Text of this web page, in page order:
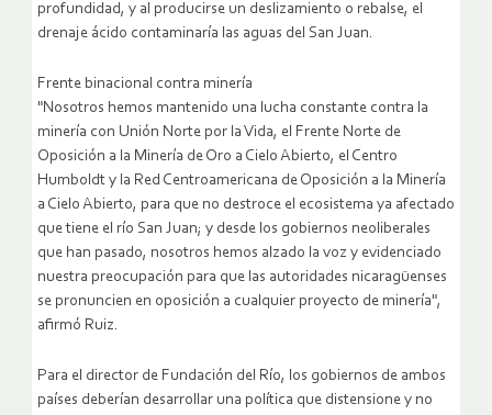
profundidad, y al producirse un deslizamiento o rebalse, el
drenaje ácido contaminaría las aguas del San Juan.
Frente binacional contra minería
"Nosotros hemos mantenido una lucha constante contra la
minería con Unión Norte por la Vida, el Frente Norte de
Oposición a la Minería de Oro a Cielo Abierto, el Centro
Humboldt y la Red Centroamericana de Oposición a la Minería
a Cielo Abierto, para que no destroce el ecosistema ya afectado
que tiene el río San Juan; y desde los gobiernos neoliberales
que han pasado, nosotros hemos alzado la voz y evidenciado
nuestra preocupación para que las autoridades nicaragüenses
se pronuncien en oposición a cualquier proyecto de minería",
afirmó Ruiz.
Para el director de Fundación del Río, los gobiernos de ambos
países deberían desarrollar una política que distensione y no